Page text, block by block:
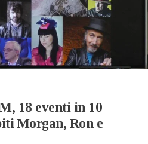
18 eventi in 10
Morgan, Ron e